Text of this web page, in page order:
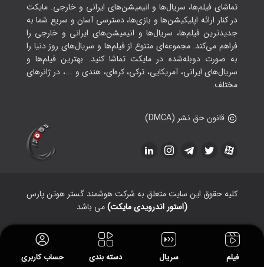
فیلم سریال دسته بندی حساب کاربری
تماشای فیلم‌ها، سریال‌ها و انیمیشن‌های ایرانی و خارجی. مایکت
در کنار ارائه اپلیکیشن‌ها و بازی‌ها، دسترسی آسان و سریع شما به
جدیدترین فیلم‌ها، سریال‌ها و انیمیشن‌های ایرانی و خارجی را
فراهم می‌کند. مجموعه‌ای متنوع از فیلم‌ها و سریال‌های روز دنیا را
به صورت دوبله‌شده در مایکت تماشا کنید. بهترین فیلم‌ها و
سریال‌های ایرانی، آمریکایی، ترکی، کره‌ای، هندی و ...، در ژانرهای
مختلف.
قانون حق نشر (DMCA)
کلیه حقوق این سایت متعلق به شرکت هوشمند گستر هوتن پارس
(استور اندرویدی مایکت)می باشد